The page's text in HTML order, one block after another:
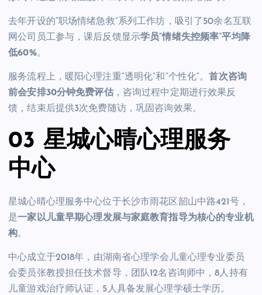
去年开设的“职场情绪急救”系列工作坊，吸引了50余名互联
网公司员工参与，课后反馈显示学员“情绪失控频率”平均降
低60%。
服务流程上，暖阳心理注重“透明化”和“个性化”。首次咨询
前会安排30分钟免费评估，咨询过程中定期进行效果反
馈，结束后提供3次免费随访，巩固咨询效果。
03 星城心晴心理服务
中心
星城心晴心理服务中心位于长沙市雨花区韶山中路421号，
是一家以儿童早期心理发展与家庭教育指导为核心的专业机
构。
中心成立于2018年，由湖南省心理学会儿童心理专业委员
会委员张教授担任技术督导，团队12名咨询师中，8人持有
儿童游戏治疗师认证，5人具备发展心理学硕士学历。